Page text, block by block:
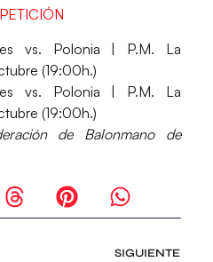
vs. Polonia | P.M. La
(19:00h.)
vs. Polonia | P.M. La
(19:00h.)
de Balonmano de
SIGUIENTE